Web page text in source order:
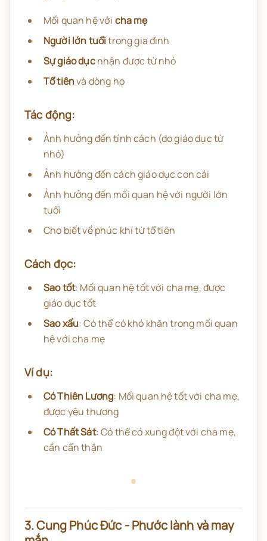
Mối quan hệ với cha mẹ
Người lớn tuổitrong gia đình
Sự giáo dụcnhận được từ nhỏ
Tổ tiênvà dòng họ
Tác động:
Ảnh hưởng đến tính cách (do giáo dục từ
nhỏ)
Ảnh hưởng đến cách giáo dục con cái
Ảnh hưởng đến mối quan hệ với người lớn
tuổi
Cho biết về phúc khí từ tổ tiên
Cách đọc:
Sao tốt: Mối quan hệ tốt với cha mẹ, được
giáo dục tốt
Sao xấu: Có thể có khó khăn trong mối quan
hệ với cha mẹ
Ví dụ:
Có Thiên Lương: Mối quan hệ tốt với cha mẹ,
được yêu thương
Có Thất Sát: Có thể có xung đột với cha mẹ,
cần cẩn thận
3. Cung Phúc Đức - Phước lành và may